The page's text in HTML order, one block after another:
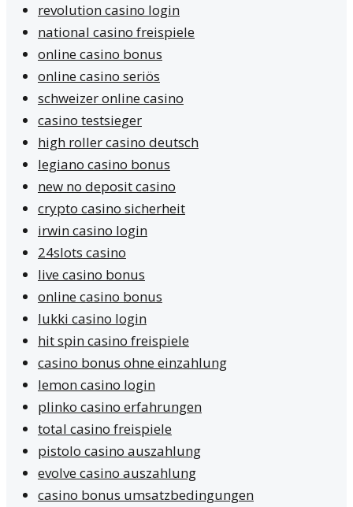
revolution casino login
national casino freispiele
online casino bonus
online casino seriös
schweizer online casino
casino testsieger
high roller casino deutsch
legiano casino bonus
new no deposit casino
crypto casino sicherheit
irwin casino login
24slots casino
live casino bonus
online casino bonus
lukki casino login
hit spin casino freispiele
casino bonus ohne einzahlung
lemon casino login
plinko casino erfahrungen
total casino freispiele
pistolo casino auszahlung
evolve casino auszahlung
casino bonus umsatzbedingungen